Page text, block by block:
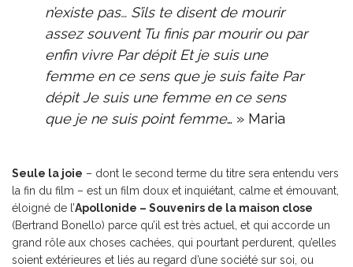
n’existe pas… S’ils te disent de mourir
assez souvent Tu finis par mourir ou par
enfin vivre Par dépit Et je suis une
femme en ce sens que je suis faite Par
dépit Je suis une femme en ce sens
que je ne suis point femme… » Maria
Seule la joie – dont le second terme du titre sera entendu vers
la fin du film – est un film doux et inquiétant, calme et émouvant,
éloigné de l’Apollonide – Souvenirs de la maison close
(Bertrand Bonello) parce qu’il est très actuel, et qui accorde un
grand rôle aux choses cachées, qui pourtant perdurent, qu’elles
soient extérieures et liés au regard d’une société sur soi, ou